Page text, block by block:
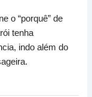
o “porquê” de
tenha
indo além do